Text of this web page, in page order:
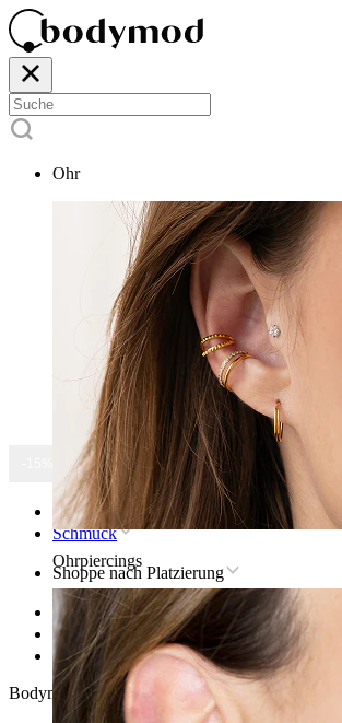
Ohr
Ohrpiercings
-15% AUF ALLEN SCHMUCK
Startseite
Schmuck
Shoppe nach Platzierung
Lippen
Titan-lippenpiercingschmuck
Push-in Labret aus Titan
Bodymod Premium